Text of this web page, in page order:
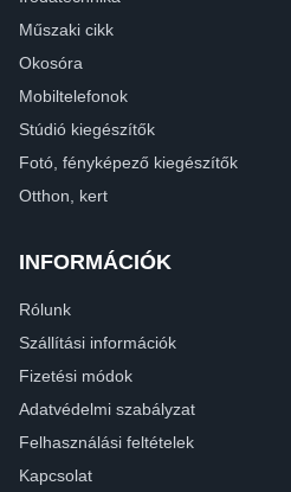
Műszaki cikk
Okosóra
Mobiltelefonok
Stúdió kiegészítők
Fotó, fényképező kiegészítők
Otthon, kert
INFORMÁCIÓK
Rólunk
Szállítási információk
Fizetési módok
Adatvédelmi szabályzat
Felhasználási feltételek
Kapcsolat